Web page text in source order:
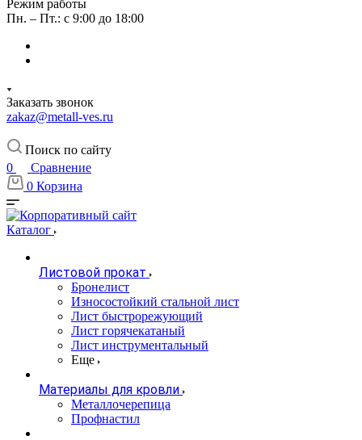
Режим работы
Пн. – Пт.: с 9:00 до 18:00
Заказать звонок
zakaz@metall-ves.ru
Поиск по сайту
0
Сравнение
0 Корзина
Каталог
Листовой прокат
Бронелист
Износостойкий стальной лист
Лист быстрорежующий
Лист горячекатаный
Лист инструментальный
Еще
Материалы для кровли
Металлочерепица
Профнастил